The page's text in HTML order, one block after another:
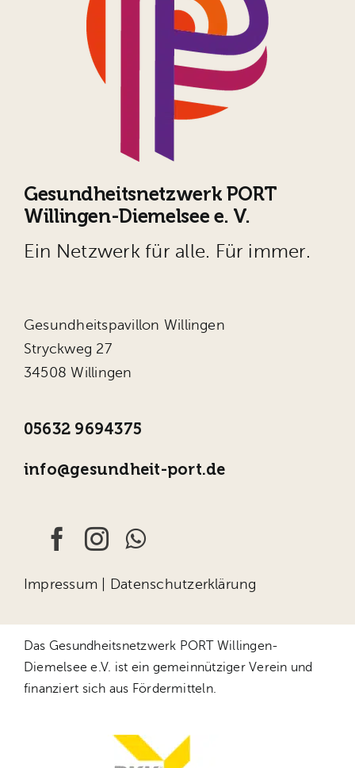
Gesundheitsnetzwerk PORT
Willingen-Diemelsee e. V.
Ein Netzwerk für alle. Für immer.
Gesundheitspavillon Willingen
Stryckweg 27
34508 Willingen
05632 9694375
info@gesundheit-port.de
Impressum Datenschutzerklärung
Das Gesundheitsnetzwerk PORT Willingen-
Diemelsee e.V. ist ein gemeinnütziger Verein und
finanziert sich aus Fördermitteln.